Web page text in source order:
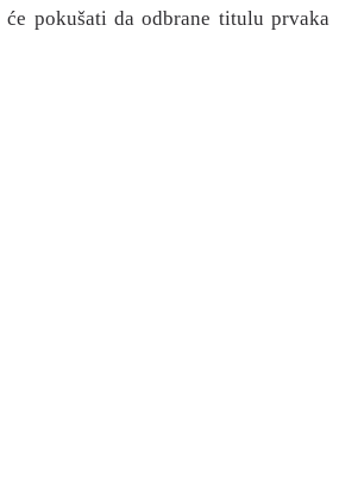
pokušati da odbrane titulu prvaka